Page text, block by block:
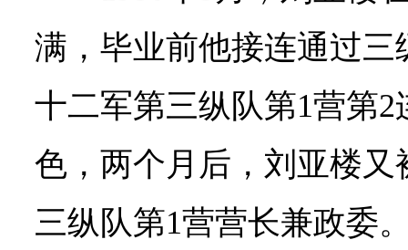
满，毕业前他接连通过
十二军第三纵队第1营第
色，两个月后，刘亚楼
三纵队第1营营长兼政委